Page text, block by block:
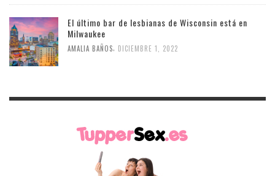
El último bar de lesbianas de Wisconsin está en
Milwaukee
AMALIA BAÑOS DICIEMBRE 1, 2022